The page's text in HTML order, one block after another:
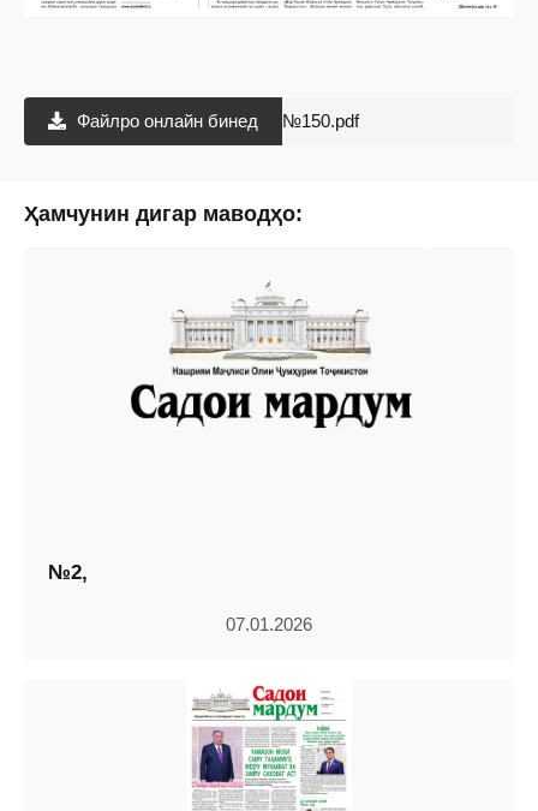
Файлро онлайн бинед №150.pdf
Ҳамчунин дигар маводҳо:
№2,
07.01.2026